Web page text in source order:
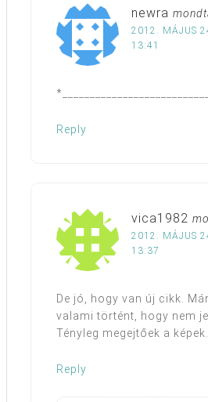
newra
2012. MÁJUS
13:41
Reply
vica1982
2012. MÁJUS
13:37
De jó, hogy van új cikk.
valami történt, hogy nem
Tényleg megejtőek a képek.
Reply